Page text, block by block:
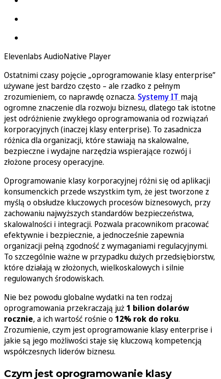
Elevenlabs AudioNative Player
Ostatnimi czasy pojęcie „oprogramowanie klasy enterprise”
używane jest bardzo często – ale rzadko z pełnym
zrozumieniem, co naprawdę oznacza. Systemy IT mają
ogromne znaczenie dla rozwoju biznesu, dlatego tak istotne
jest odróżnienie zwykłego oprogramowania od rozwiązań
korporacyjnych (inaczej klasy enterprise). To zasadnicza
różnica dla organizacji, które stawiają na skalowalne,
bezpieczne i wydajne narzędzia wspierające rozwój i
złożone procesy operacyjne.
Oprogramowanie klasy korporacyjnej różni się od aplikacji
konsumenckich przede wszystkim tym, że jest tworzone z
myślą o obsłudze kluczowych procesów biznesowych, przy
zachowaniu najwyższych standardów bezpieczeństwa,
skalowalności i integracji. Pozwala pracownikom pracować
efektywnie i bezpiecznie, a jednocześnie zapewnia
organizacji pełną zgodność z wymaganiami regulacyjnymi.
To szczególnie ważne w przypadku dużych przedsiębiorstw,
które działają w złożonych, wielkoskalowych i silnie
regulowanych środowiskach.
Nie bez powodu globalne wydatki na ten rodzaj
oprogramowania przekraczają już 1 bilion dolarów
rocznie, a ich wartość rośnie o 12% rok do roku.
Zrozumienie, czym jest oprogramowanie klasy enterprise i
jakie są jego możliwości staje się kluczową kompetencją
współczesnych liderów biznesu.
Czym jest oprogramowanie klasy